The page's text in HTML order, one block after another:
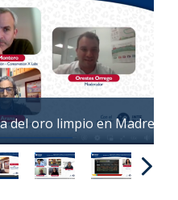
del oro limpio en Madre de